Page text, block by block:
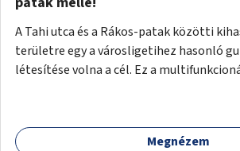
A Tahi utca és a Rákos-patak közötti
területre egy a városligetihez hasonló
létesítése volna a cél. Ez a
Megnézem